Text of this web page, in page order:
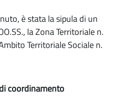
è stata la sipula di un
la Zona Territoriale n.
Territoriale Sociale n.
coordinamento